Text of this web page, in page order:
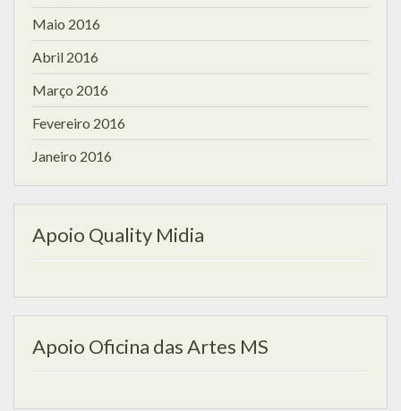
Maio 2016
Abril 2016
Março 2016
Fevereiro 2016
Janeiro 2016
Apoio Quality Midia
Apoio Oficina das Artes MS